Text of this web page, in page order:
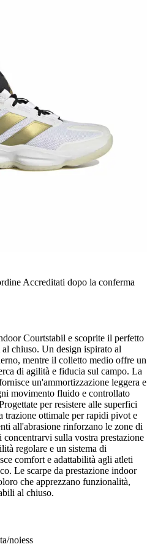
Accreditati dopo la conferma
Courtstabil e scoprite il perfetto
chiuso. Un design ispirato al
mentre il colletto medio offre un
di agilità e fiducia sul campo. La
un'ammortizzazione leggera e
movimento fluido e controllato
per resistere alle superfici
trazione ottimale per rapidi pivot e
all'abrasione rinforzano le zone di
sulla vostra prestazione
regolare e un sistema di
comfort e adattabilità agli atleti
Le scarpe da prestazione indoor
che apprezzano funzionalità,
al chiuso.
noiess